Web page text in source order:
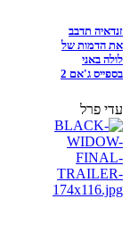
זנדאיה תדבב
את הדמות של
לולה באני
בספייס ג'אם 2
עדי פרל